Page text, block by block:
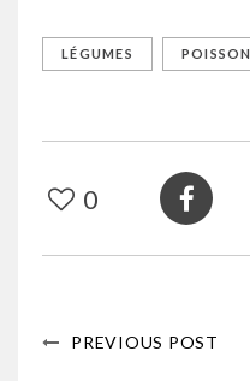
LÉGUMES POISSON
0
PREVIOUS POST